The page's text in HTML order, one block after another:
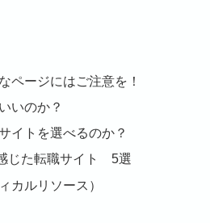
ページにはご注意を！
いのか？
イトを選べるのか？
じた転職サイト 5選
ルリソース）